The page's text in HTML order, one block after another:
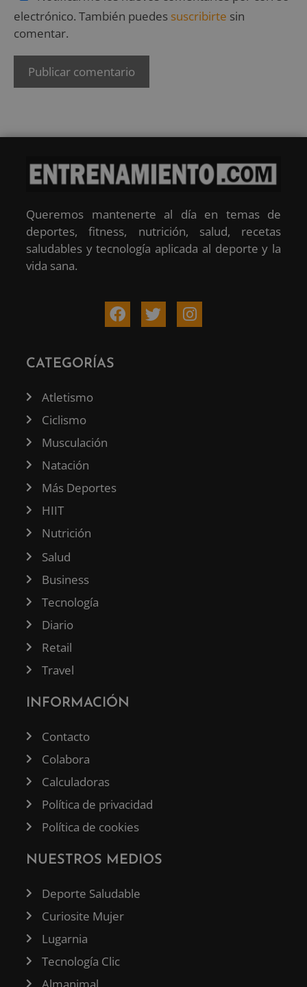
electrónico. También puedes suscribirte sin
comentar.
Queremos mantenerte al día en temas de
deportes, fitness, nutrición, salud, recetas
saludables y tecnología aplicada al deporte y la
vida sana.
CATEGORÍAS
Atletismo
Ciclismo
Musculación
Natación
Más Deportes
HIIT
Nutrición
Salud
Business
Tecnología
Diario
Retail
Travel
INFORMACIÓN
Contacto
Colabora
Calculadoras
Política de privacidad
Política de cookies
NUESTROS MEDIOS
Deporte Saludable
Curiosite Mujer
Lugarnia
Tecnología Clic